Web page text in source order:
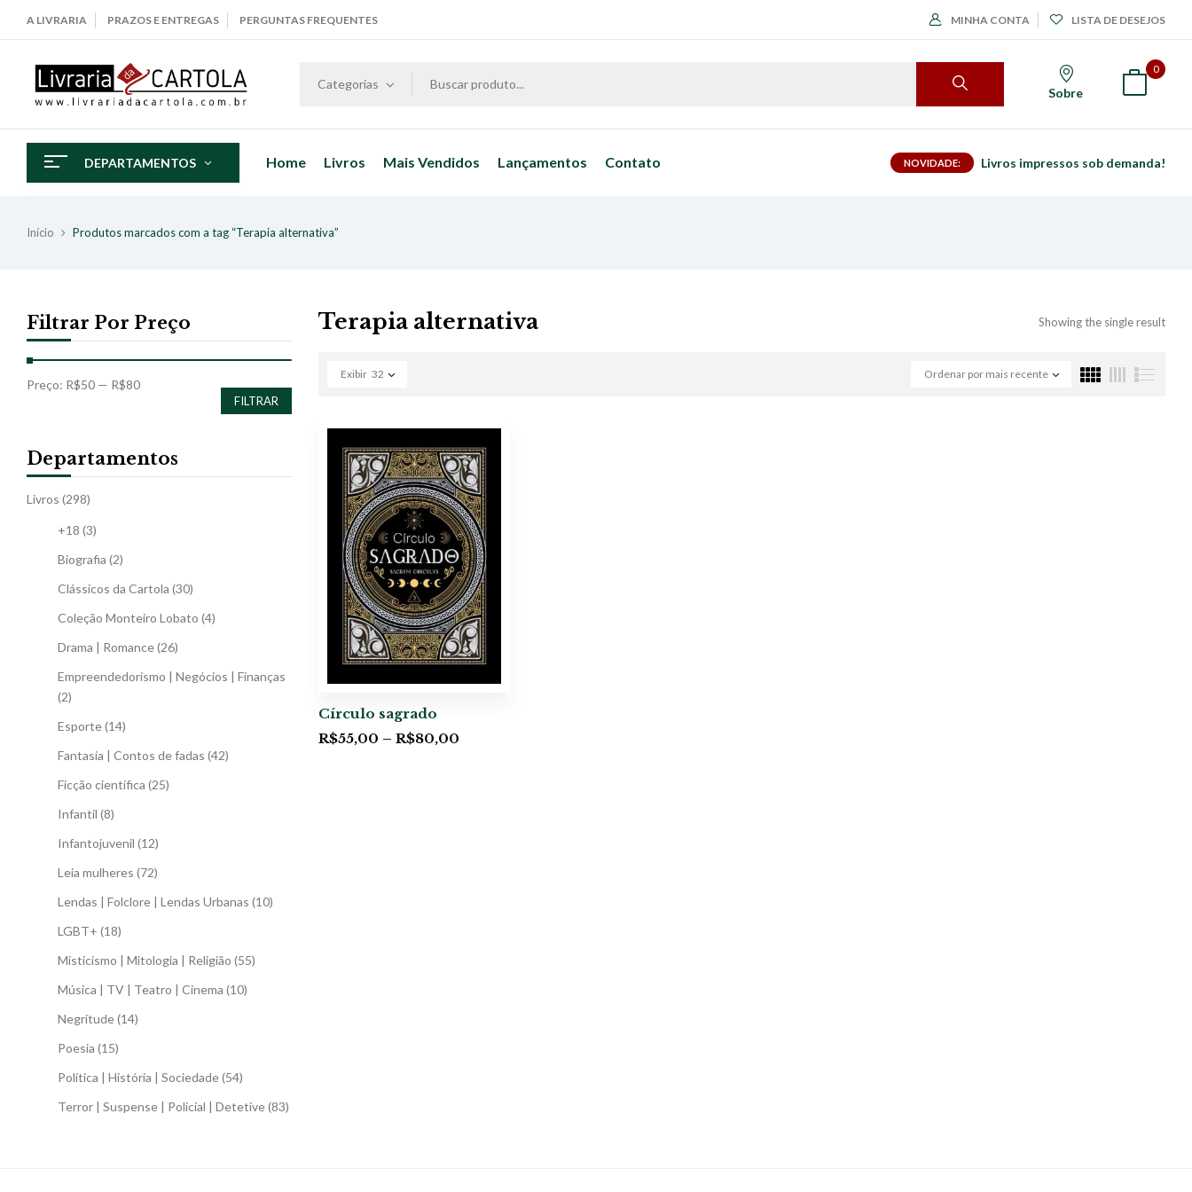
A LIVRARIA PRAZOS E ENTREGAS PERGUNTAS FREQUENTES MINHA CONTA LISTA DE DESEJOS
Categorias
Sobre
0
DEPARTAMENTOS Home Livros Mais Vendidos Lançamentos Contato NOVIDADE: Livros impressos sob demanda!
Início Produtos marcados com a tag “Terapia alternativa”
Filtrar Por Preço
FILTRAR
Preço: R$50 — R$80
Departamentos
Livros (298)
+18 (3)
Biografia (2)
Clássicos da Cartola (30)
Coleção Monteiro Lobato (4)
Drama | Romance(26)
Empreendedorismo | Negócios | Finanças
(2)
Esporte(14)
Fantasia | Contos de fadas (42)
Ficção científica (25)
Infantil (8)
Infantojuvenil (12)
Leia mulheres (72)
Lendas | Folclore | Lendas Urbanas (10)
LGBT+ (18)
Misticismo | Mitologia | Religião (55)
Música | TV | Teatro | Cinema (10)
Negritude(14)
Poesia (15)
Política | História | Sociedade(54)
Terror | Suspense | Policial | Detetive(83)
Terapia alternativa Showing the single result
Ordenar por mais recente
Exibir 32
Círculo sagrado
R$55,00 – R$80,00